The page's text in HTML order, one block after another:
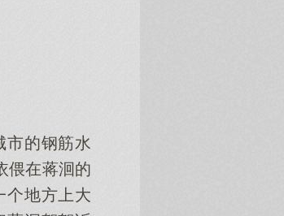
的钢筋水
偎在蒋洄的
个地方上大